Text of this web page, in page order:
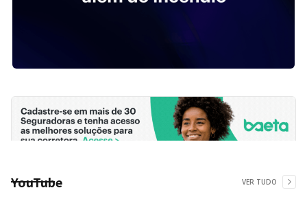
YouTube VER TUDO